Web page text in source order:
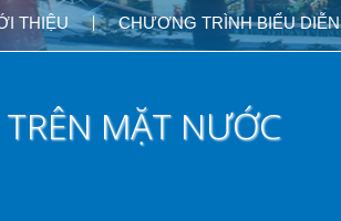
THIỆU CHƯƠNG TRÌNH BIỂU DIỄN
MẶT NƯỚC